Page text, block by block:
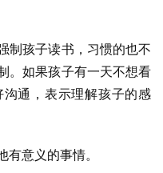
制孩子读书，习惯的也不
。如果孩子有一天不想看
通，表示理解孩子的感
意义的事情。